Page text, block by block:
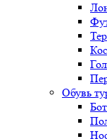
Обувь